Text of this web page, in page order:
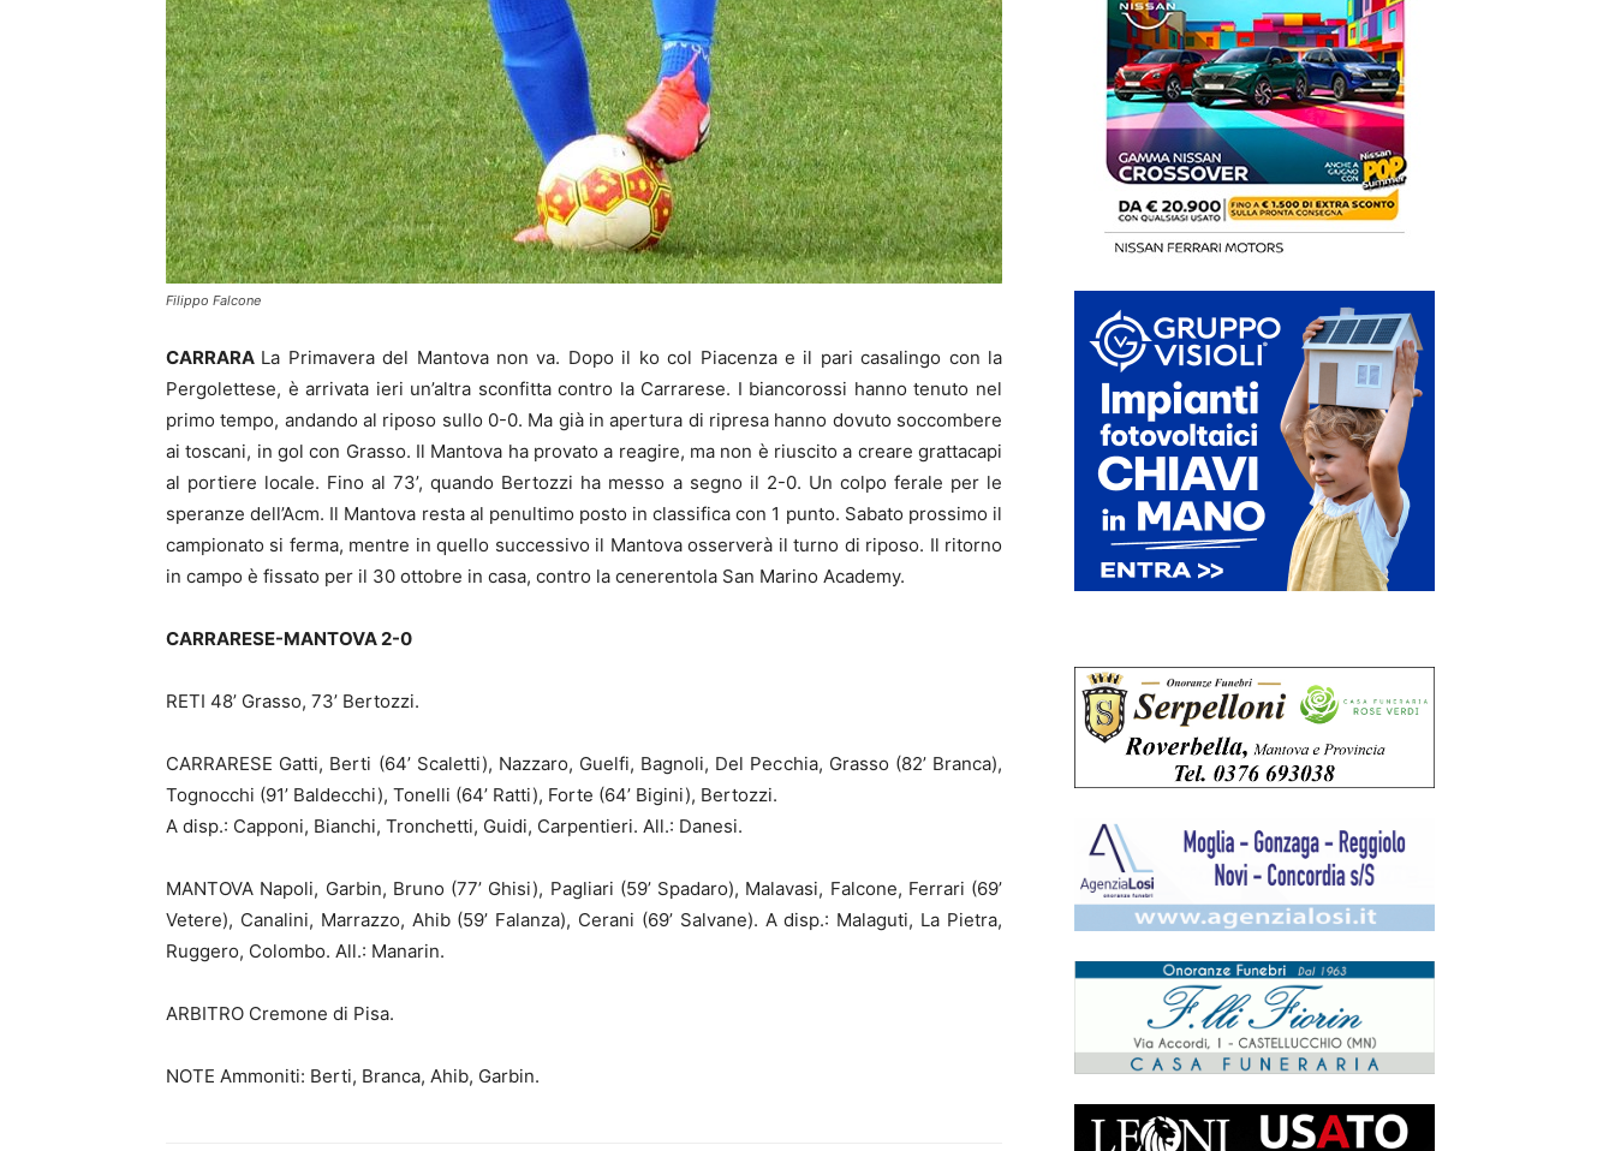
Filippo Falcone
CARRARA La Primavera del Mantova non va. Dopo il ko col Piacenza e il pari casalingo con la
Pergolettese, è arrivata ieri un’altra sconfitta contro la Carrarese. I biancorossi hanno tenuto nel
primo tempo, andando al riposo sullo 0-0. Ma già in apertura di ripresa hanno dovuto soccombere
ai toscani, in gol con Grasso. Il Mantova ha provato a reagire, ma non è riuscito a creare grattacapi
al portiere locale. Fino al 73’, quando Bertozzi ha messo a segno il 2-0. Un colpo ferale per le
speranze dell’Acm. Il Mantova resta al penultimo posto in classifica con 1 punto. Sabato prossimo il
campionato si ferma, mentre in quello successivo il Mantova osserverà il turno di riposo. Il ritorno
in campo è fissato per il 30 ottobre in casa, contro la cenerentola San Marino Academy.
CARRARESE-MANTOVA 2-0
RETI 48’ Grasso, 73’ Bertozzi.
CARRARESE Gatti, Berti (64’ Scaletti), Nazzaro, Guelfi, Bagnoli, Del Pecchia, Grasso (82’ Branca),
Tognocchi (91’ Baldecchi), Tonelli (64’ Ratti), Forte (64’ Bigini), Bertozzi.
A disp.: Capponi, Bianchi, Tronchetti, Guidi, Carpentieri. All.: Danesi.
MANTOVA Napoli, Garbin, Bruno (77’ Ghisi), Pagliari (59’ Spadaro), Malavasi, Falcone, Ferrari (69’
Vetere), Canalini, Marrazzo, Ahib (59’ Falanza), Cerani (69’ Salvane). A disp.: Malaguti, La Pietra,
Ruggero, Colombo. All.: Manarin.
ARBITRO Cremone di Pisa.
NOTE Ammoniti: Berti, Branca, Ahib, Garbin.